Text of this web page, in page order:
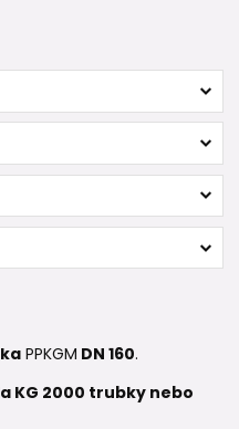
PPKGM DN 160.
KG 2000 trubky nebo